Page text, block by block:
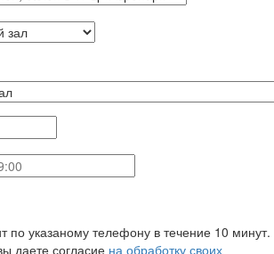
по указаному телефону в течение 10 минут.
даете согласие на обработку своих